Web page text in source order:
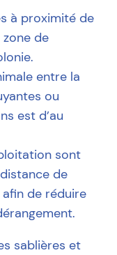
à proximité de
de
entre la
ou
est d’au
sont
de
de réduire
sablières et